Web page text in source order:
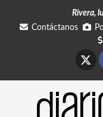
Rivera,
Contáctanos